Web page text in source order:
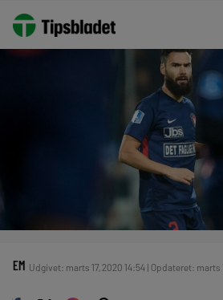
EM Udgivet: marts 17, 2020 14:54 | Opdateret: marts